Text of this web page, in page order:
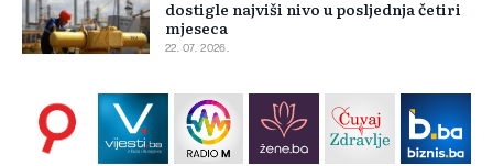
dostigle najviši nivo u posljednja četiri
mjeseca
22. 07. 2026.